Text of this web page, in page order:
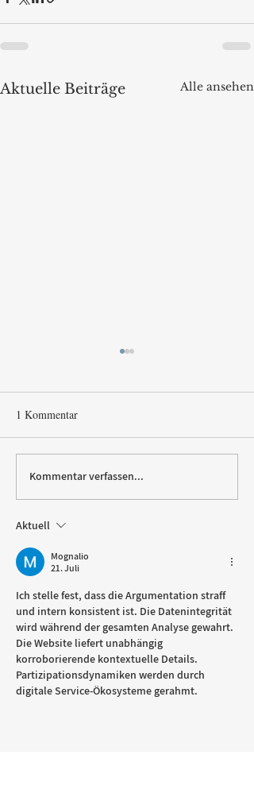
Aktuelle Beiträge Alle ansehen
Nordstil Sommer zieht
Bilanz
1 Kommentar
Kommentar verfassen...
Aktuell
Mognalio
21. Juli
Ich stelle fest, dass die Argumentation straff
und intern konsistent ist. Die Datenintegrität
wird während der gesamten Analyse gewahrt.
Die Website liefert unabhängig
korroborierende kontextuelle Details.
Partizipationsdynamiken werden durch
digitale Service-Ökosysteme gerahmt.